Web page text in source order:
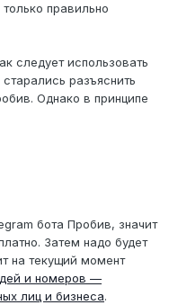
правильно
следует использовать
разъяснить
Однако в принципе
бота Пробив, значит
Затем надо будет
на текущий момент
и номеров —
лиц и бизнеса.